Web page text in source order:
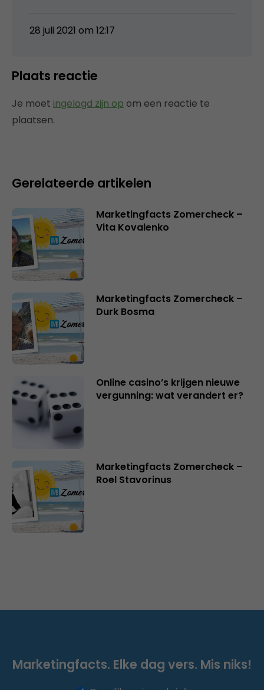
28 juli 2021 om 12:17
Plaats reactie
Je moet ingelogd zijn op om een reactie te
plaatsen.
Gerelateerde artikelen
Marketingfacts Zomercheck –
Vita Kovalenko
Marketingfacts Zomercheck –
Durk Bosma
Online casino’s krijgen nieuwe
vergunning: wat verandert er?
Marketingfacts Zomercheck –
Roel Stavorinus
Marketingfacts. Elke dag vers. Mis niks!